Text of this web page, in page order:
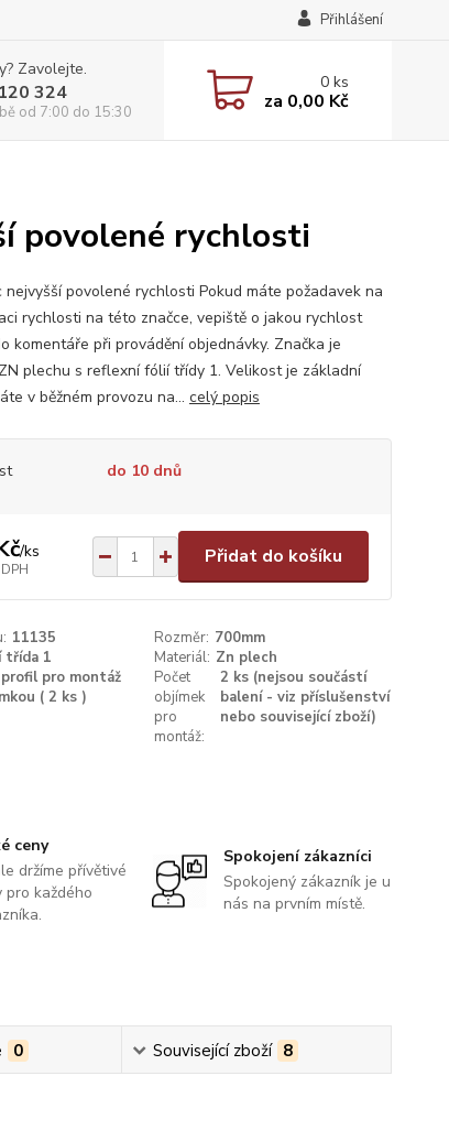
Přihlášení
Zavolejte.
324
od 7:00 do 15:30
0ks
za 0,00 Kč
povolené rychlosti
nejvyšší povolené rychlosti Pokud máte požadavek na
rychlosti na této značce, vepiště o jakou rychlost
komentáře při provádění objednávky. Značka je
plechu s reflexní fólií třídy 1. Velikost je základní
v běžném provozu na... celý popis
do 10 dnů
/ks Přidat do košíku
11135 Rozměr: 700mm
třída 1 Materiál: Zn plech
pro montáž
( 2 ks )
Počet
objímek
pro
montáž:
2 ks (nejsou součástí
balení - viz příslušenství
nebo související zboží)
ceny
držíme přívětivé
pro každého
Spokojení zákazníci
Spokojený zákazník je u
nás na prvním místě.
0 Související zboží 8